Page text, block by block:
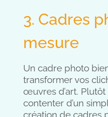
3. Cadres
mesure
Un cadre photo
transformer vos
œuvres d’art.
contenter d’un
création de cadres